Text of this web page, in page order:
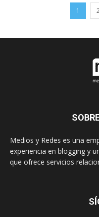
1
Medios y Redes es una
experiencia en blogging y
que ofrece servicios